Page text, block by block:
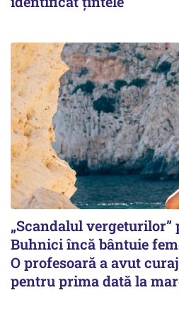
„Scandalul vergeturilor”
Buhnici încă bântuie
O profesoară a avut
pentru prima dată la